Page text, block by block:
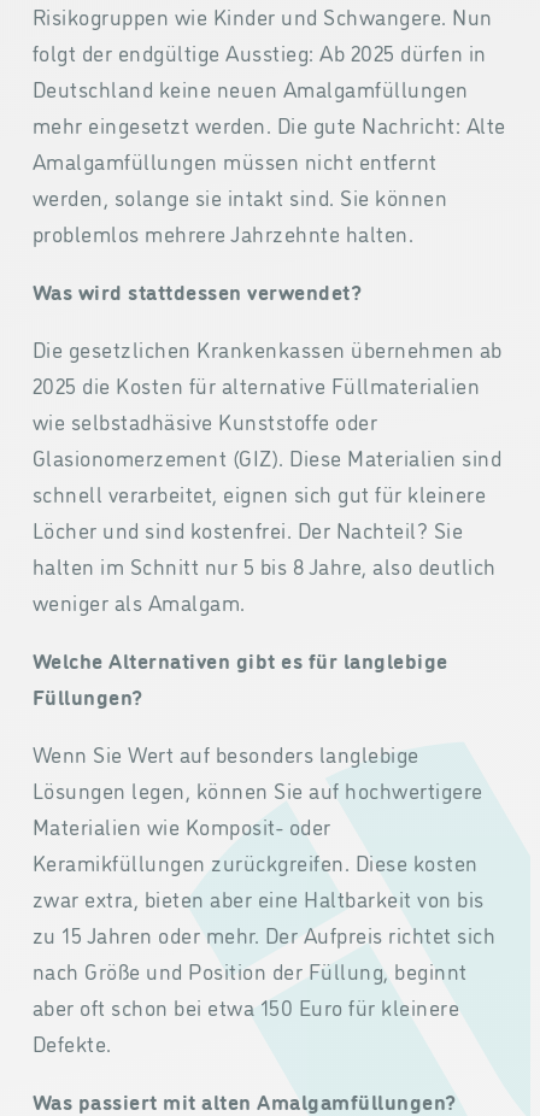
Risikogruppen wie Kinder und Schwangere. Nun
folgt der endgültige Ausstieg: Ab 2025 dürfen in
Deutschland keine neuen Amalgamfüllungen
mehr eingesetzt werden. Die gute Nachricht: Alte
Amalgamfüllungen müssen nicht entfernt
werden, solange sie intakt sind. Sie können
problemlos mehrere Jahrzehnte halten.
Was wird stattdessen verwendet?
Die gesetzlichen Krankenkassen übernehmen ab
2025 die Kosten für alternative Füllmaterialien
wie selbstadhäsive Kunststoffe oder
Glasionomerzement (GIZ). Diese Materialien sind
schnell verarbeitet, eignen sich gut für kleinere
Löcher und sind kostenfrei. Der Nachteil? Sie
halten im Schnitt nur 5 bis 8 Jahre, also deutlich
weniger als Amalgam.
Welche Alternativen gibt es für langlebige
Füllungen?
Wenn Sie Wert auf besonders langlebige
Lösungen legen, können Sie auf hochwertigere
Materialien wie Komposit- oder
Keramikfüllungen zurückgreifen. Diese kosten
zwar extra, bieten aber eine Haltbarkeit von bis
zu 15 Jahren oder mehr. Der Aufpreis richtet sich
nach Größe und Position der Füllung, beginnt
aber oft schon bei etwa 150 Euro für kleinere
Defekte.
Was passiert mit alten Amalgamfüllungen?